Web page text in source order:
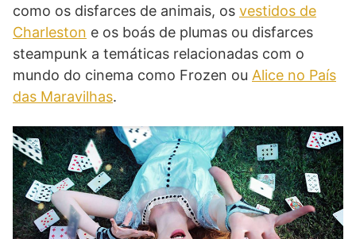
como os disfarces de animais, os vestidos de
Charleston e os boás de plumas ou disfarces
steampunk a temáticas relacionadas com o
mundo do cinema como Frozen ou Alice no País
das Maravilhas.